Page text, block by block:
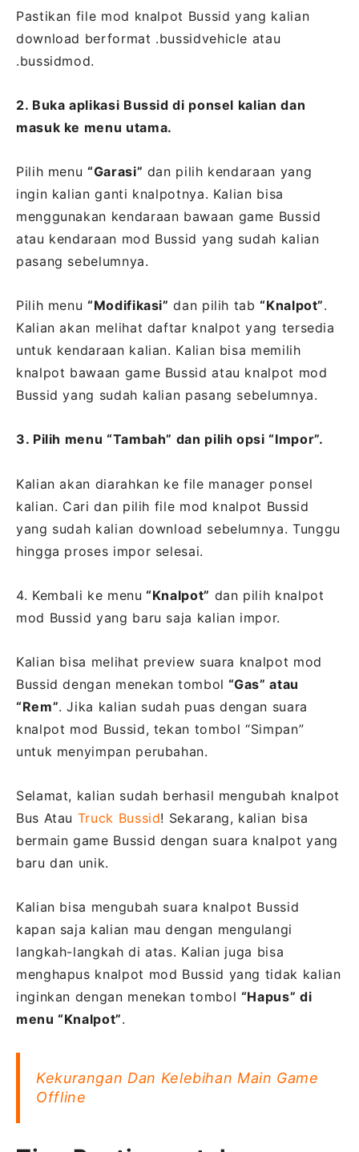
Pastikan file mod knalpot Bussid yang kalian
download berformat .bussidvehicle atau
.bussidmod.
2. Buka aplikasi Bussid di ponsel kalian dan
masuk ke menu utama.
Pilih menu“Garasi” dan pilih kendaraan yang
ingin kalian ganti knalpotnya. Kalian bisa
menggunakan kendaraan bawaan game Bussid
atau kendaraan mod Bussid yang sudah kalian
pasang sebelumnya.
Pilih menu“Modifikasi” dan pilih tab“Knalpot”.
Kalian akan melihat daftar knalpot yang tersedia
untuk kendaraan kalian. Kalian bisa memilih
knalpot bawaan game Bussid atau knalpot mod
Bussid yang sudah kalian pasang sebelumnya.
3. Pilih menu “Tambah” dan pilih opsi “Impor”.
Kalian akan diarahkan ke file manager ponsel
kalian. Cari dan pilih file mod knalpot Bussid
yang sudah kalian download sebelumnya. Tunggu
hingga proses impor selesai.
4. Kembali ke menu “Knalpot” dan pilih knalpot
mod Bussid yang baru saja kalian impor.
Kalian bisa melihat preview suara knalpot mod
Bussid dengan menekan tombol “Gas” atau
“Rem”. Jika kalian sudah puas dengan suara
knalpot mod Bussid, tekan tombol “Simpan”
untuk menyimpan perubahan.
Selamat, kalian sudah berhasil mengubah knalpot
Bus Atau Truck Bussid! Sekarang, kalian bisa
bermain game Bussid dengan suara knalpot yang
baru dan unik.
Kalian bisa mengubah suara knalpot Bussid
kapan saja kalian mau dengan mengulangi
langkah-langkah di atas. Kalian juga bisa
menghapus knalpot mod Bussid yang tidak kalian
inginkan dengan menekan tombol “Hapus” di
menu “Knalpot”.
Kekurangan Dan Kelebihan Main Game
Offline